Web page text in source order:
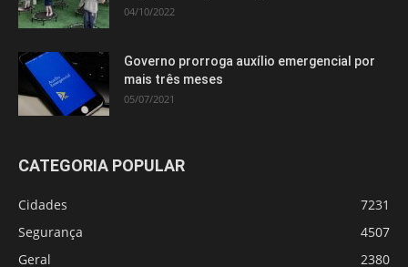
04/10/2022
Governo prorroga auxílio emergencial por
mais três meses
05/07/2021
CATEGORIA POPULAR
Cidades
7231
Segurança
4507
Geral
2380